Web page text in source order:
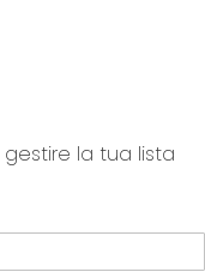
la tua lista